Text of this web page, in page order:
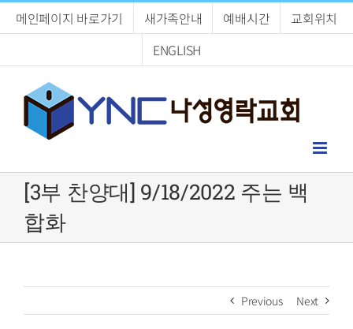
메인페이지 바로가기 새가족안내 예배시간
교회위치
ENGLISH
[3부 찬양대] 9/18/2022 주는 백
합화
Previous Next